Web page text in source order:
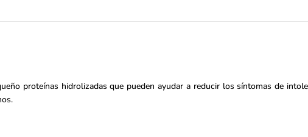
proteínas hidrolizadas que pueden ayudar a reducir los síntomas de